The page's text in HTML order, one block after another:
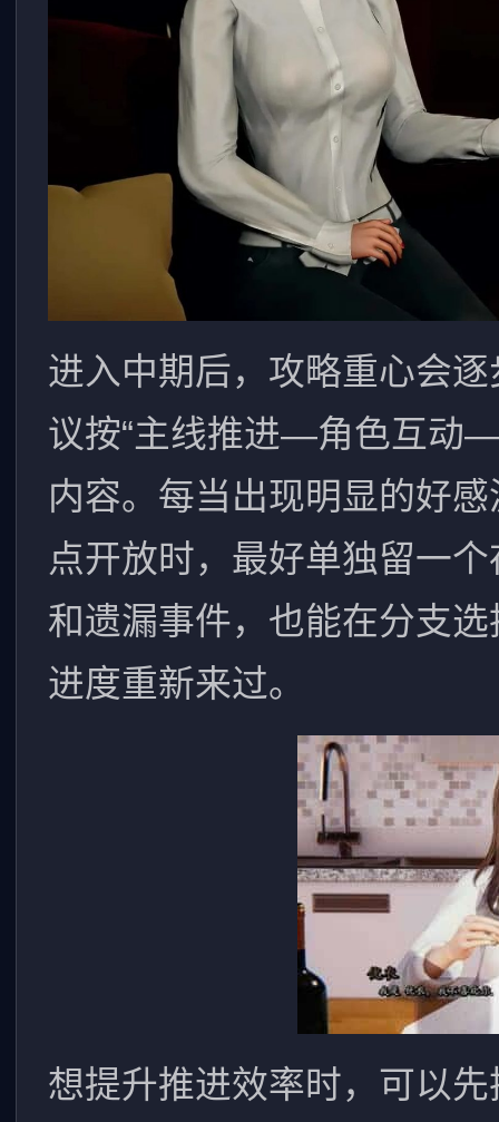
进入中期后，攻略重心会
议按“主线推进—角色互动
内容。每当出现明显的好
点开放时，最好单独留一
和遗漏事件，也能在分支
进度重新来过。
想提升推进效率时，可以